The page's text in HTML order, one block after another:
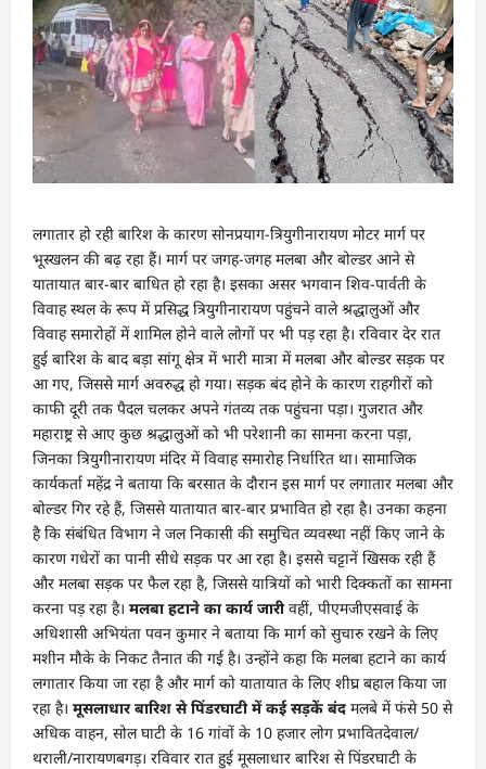
लगातार हो रही बारिश के कारण सोनप्रयाग-त्रियुगीनारायण मोटर मार्ग पर
भूस्खलन की बढ़ रहा हैं। मार्ग पर जगह-जगह मलबा और बोल्डर आने से
यातायात बार-बार बाधित हो रहा है। इसका असर भगवान शिव-पार्वती के
विवाह स्थल के रूप में प्रसिद्ध त्रियुगीनारायण पहुंचने वाले श्रद्धालुओं और
विवाह समारोहों में शामिल होने वाले लोगों पर भी पड़ रहा है। रविवार देर रात
हुई बारिश के बाद बड़ा सांगू क्षेत्र में भारी मात्रा में मलबा और बोल्डर सड़क पर
आ गए, जिससे मार्ग अवरुद्ध हो गया। सड़क बंद होने के कारण राहगीरों को
काफी दूरी तक पैदल चलकर अपने गंतव्य तक पहुंचना पड़ा। गुजरात और
महाराष्ट्र से आए कुछ श्रद्धालुओं को भी परेशानी का सामना करना पड़ा,
जिनका त्रियुगीनारायण मंदिर में विवाह समारोह निर्धारित था। सामाजिक
कार्यकर्ता महेंद्र ने बताया कि बरसात के दौरान इस मार्ग पर लगातार मलबा और
बोल्डर गिर रहे हैं, जिससे यातायात बार-बार प्रभावित हो रहा है। उनका कहना
है कि संबंधित विभाग ने जल निकासी की समुचित व्यवस्था नहीं किए जाने के
कारण गधेरों का पानी सीधे सड़क पर आ रहा है। इससे चट्टानें खिसक रही हैं
और मलबा सड़क पर फैल रहा है, जिससे यात्रियों को भारी दिक्कतों का सामना
करना पड़ रहा है। मलबा हटाने का कार्य जारीवहीं, पीएमजीएसवाई के
अधिशासी अभियंता पवन कुमार ने बताया कि मार्ग को सुचारु रखने के लिए
मशीन मौके के निकट तैनात की गई है। उन्होंने कहा कि मलबा हटाने का कार्य
लगातार किया जा रहा है और मार्ग को यातायात के लिए शीघ्र बहाल किया जा
रहा है। मूसलाधार बारिश से पिंडरघाटी में कई सड़कें बंद मलबे में फंसे 50 से
अधिक वाहन, सोल घाटी के 16 गांवों के 10 हजार लोग प्रभावितदेवाल/
थराली/नारायणबगड़। रविवार रात हुई मूसलाधार बारिश से पिंडरघाटी के